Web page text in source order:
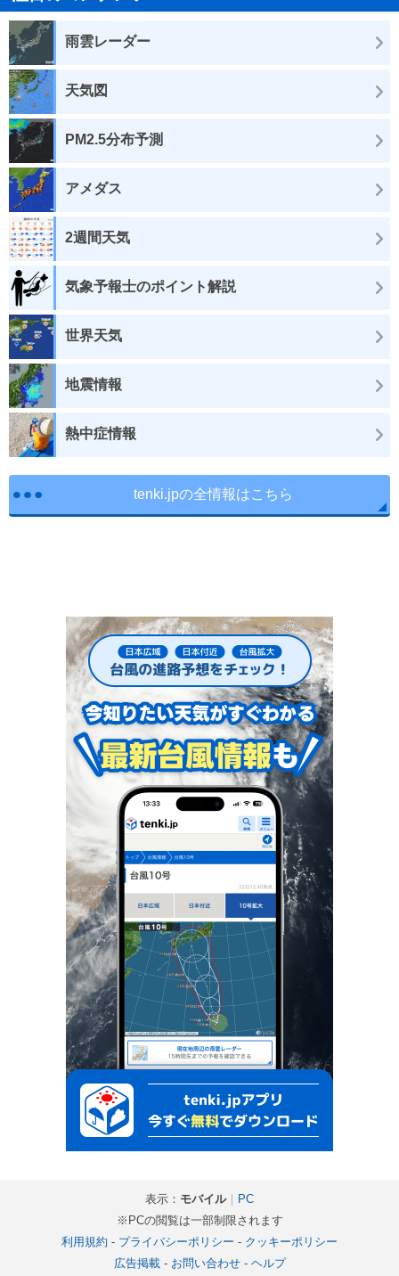
雨雲レーダー
天気図
PM2.5分布予測
アメダス
2週間天気
気象予報士のポイント解説
世界天気
地震情報
熱中症情報
tenki.jpの全情報はこちら
表示： モバイル｜
PC
※PCの閲覧は一部制限されます
利用規約 - プライバシーポリシー - クッキーポリシー
広告掲載- お問い合わせ- ヘルプ